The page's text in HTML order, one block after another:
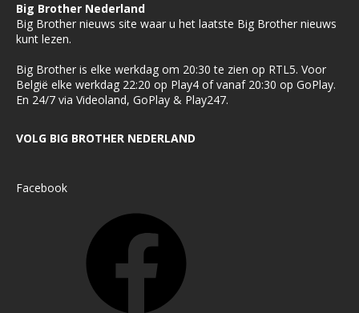
Big Brother Nederland
Big Brother nieuws site waar u het laatste Big Brother nieuws
kunt lezen.
Big Brother is elke werkdag om 20:30 te zien op RTL5. Voor
België elke werkdag 22:20 op Play4 of vanaf 20:30 op GoPlay.
En 24/7 via Videoland, GoPlay & Play247.
VOLG BIG BROTHER NEDERLAND
Facebook